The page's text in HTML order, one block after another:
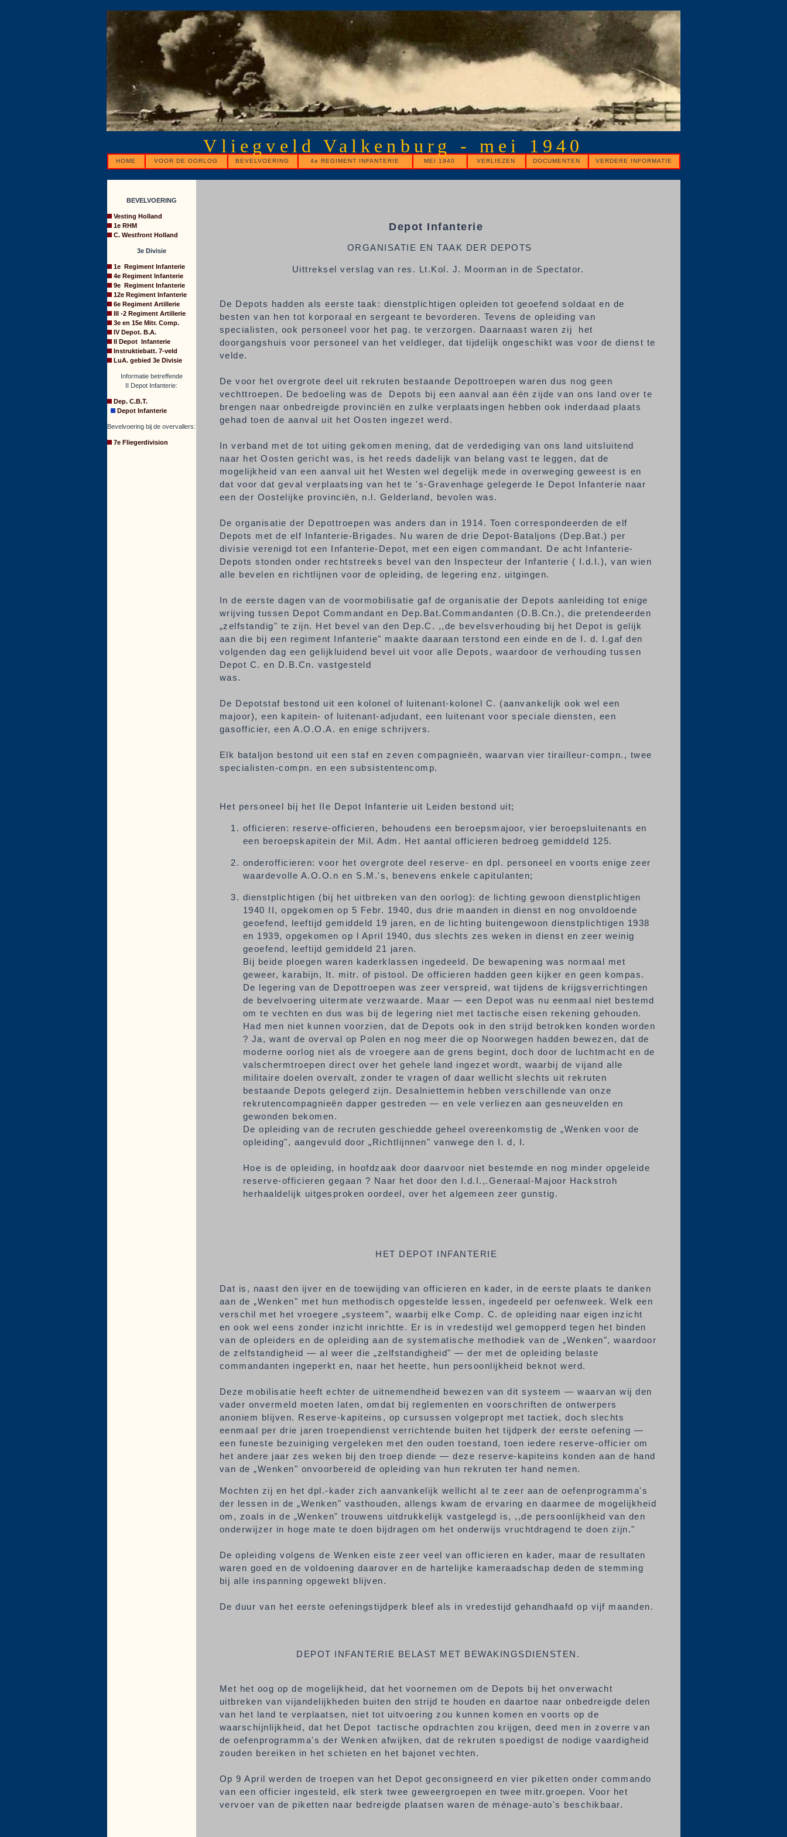
Vliegveld Valkenburg - mei 1940
HOME VOOR DE OORLOG BEVELVOERING 4e REGIMENT INFANTERIE MEI 1940 VERLIEZEN DOCUMENTEN VERDERE INFORMATIE
BEVELVOERING
Vesting Holland
1e RHM
C. Westfront Holland
3e Divisie
1e Regiment Infanterie
4e Regiment Infanterie
9e Regiment Infanterie
12e Regiment Infanterie
6e Regiment Artillerie
III -2 Regiment Artillerie
3e en 15e Mitr. Comp.
IV Depot. B.A.
II Depot Infanterie
Instruktiebatt. 7-veld
LuA. gebied 3e Divisie
Informatie betreffende
II Depot Infanterie:
Dep. C.B.T.
Depot Infanterie
Bevelvoering bij de overvallers:
7e Fliegerdivision
Depot Infanterie
ORGANISATIE EN TAAK DER DEPOTS
Uittreksel verslag van res. Lt.Kol. J. Moorman in de Spectator.
De Depots hadden als eerste taak: dienstplichtigen opleiden tot geoefend soldaat en de
besten van hen tot korporaal en sergeant te bevorderen. Tevens de opleiding van
specialisten, ook personeel voor het pag. te verzorgen. Daarnaast waren zij het
doorgangshuis voor personeel van het veldleger, dat tijdelijk ongeschikt was voor de dienst te
velde.
De voor het overgrote deel uit rekruten bestaande Depottroepen waren dus nog geen
vechttroepen. De bedoeling was de Depots bij een aanval aan één zijde van ons land over te
brengen naar onbedreigde provinciën en zulke verplaatsingen hebben ook inderdaad plaats
gehad toen de aanval uit het Oosten ingezet werd.
In verband met de tot uiting gekomen mening, dat de verdediging van ons land uitsluitend
naar het Oosten gericht was, is het reeds dadelijk van belang vast te leggen, dat de
mogelijkheid van een aanval uit het Westen wel degelijk mede in overweging geweest is en
dat voor dat geval verplaatsing van het te 's-Gravenhage gelegerde Ie Depot Infanterie naar
een der Oostelijke provinciën, n.l. Gelderland, bevolen was.
De organisatie der Depottroepen was anders dan in 1914. Toen correspondeerden de elf
Depots met de elf Infanterie-Brigades. Nu waren de drie Depot-Bataljons (Dep.Bat.) per
divisie verenigd tot een Infanterie-Depot, met een eigen commandant. De acht Infanterie-
Depots stonden onder rechtstreeks bevel van den Inspecteur der Infanterie ( I.d.I.), van wien
alle bevelen en richtlijnen voor de opleiding, de legering enz. uitgingen.
In de eerste dagen van de voormobilisatie gaf de organisatie der Depots aanleiding tot enige
wrijving tussen Depot Commandant en Dep.Bat.Commandanten (D.B.Cn.), die pretendeerden
„zelfstandig" te zijn. Het bevel van den Dep.C. ,,de bevelsverhouding bij het Depot is gelijk
aan die bij een regiment Infanterie" maakte daaraan terstond een einde en de I. d. I.gaf den
volgenden dag een gelijkluidend bevel uit voor alle Depots, waardoor de verhouding tussen
Depot C. en D.B.Cn. vastgesteld
was.
De Depotstaf bestond uit een kolonel of luitenant-kolonel C. (aanvankelijk ook wel een
majoor), een kapitein- of luitenant-adjudant, een luitenant voor speciale diensten, een
gasofficier, een A.O.O.A. en enige schrijvers.
Elk bataljon bestond uit een staf en zeven compagnieën, waarvan vier tirailleur-compn., twee
specialisten-compn. en een subsistentencomp.
Het personeel bij het IIe Depot Infanterie uit Leiden bestond uit;
officieren: reserve-officieren, behoudens een beroepsmajoor, vier beroepsluitenants en
een beroepskapitein der Mil. Adm. Het aantal officieren bedroeg gemiddeld 125.
onderofficieren: voor het overgrote deel reserve- en dpl. personeel en voorts enige zeer
waardevolle A.O.O.n en S.M.'s, benevens enkele capitulanten;
dienstplichtigen (bij het uitbreken van den oorlog): de lichting gewoon dienstplichtigen
1940 II, opgekomen op 5 Febr. 1940, dus drie maanden in dienst en nog onvoldoende
geoefend, leeftijd gemiddeld 19 jaren, en de lichting buitengewoon dienstplichtigen 1938
en 1939, opgekomen op l April 1940, dus slechts zes weken in dienst en zeer weinig
geoefend, leeftijd gemiddeld 21 jaren.
Bij beide ploegen waren kaderklassen ingedeeld. De bewapening was normaal met
geweer, karabijn, It. mitr. of pistool. De officieren hadden geen kijker en geen kompas.
De legering van de Depottroepen was zeer verspreid, wat tijdens de krijgsverrichtingen
de bevelvoering uitermate verzwaarde. Maar — een Depot was nu eenmaal niet bestemd
om te vechten en dus was bij de legering niet met tactische eisen rekening gehouden.
Had men niet kunnen voorzien, dat de Depots ook in den strijd betrokken konden worden
? Ja, want de overval op Polen en nog meer die op Noorwegen hadden bewezen, dat de
moderne oorlog niet als de vroegere aan de grens begint, doch door de luchtmacht en de
valschermtroepen direct over het gehele land ingezet wordt, waarbij de vijand alle
militaire doelen overvalt, zonder te vragen of daar wellicht slechts uit rekruten
bestaande Depots gelegerd zijn. Desalniettemin hebben verschillende van onze
rekrutencompagnieën dapper gestreden — en vele verliezen aan gesneuvelden en
gewonden bekomen.
De opleiding van de recruten geschiedde geheel overeenkomstig de „Wenken voor de
opleiding", aangevuld door „Richtlijnnen" vanwege den I. d, I.
Hoe is de opleiding, in hoofdzaak door daarvoor niet bestemde en nog minder opgeleide
reserve-officieren gegaan ? Naar het door den I.d.I.,.Generaal-Majoor Hackstroh
herhaaldelijk uitgesproken oordeel, over het algemeen zeer gunstig.
HET DEPOT INFANTERIE
Dat is, naast den ijver en de toewijding van officieren en kader, in de eerste plaats te danken
aan de „Wenken" met hun methodisch opgestelde lessen, ingedeeld per oefenweek. Welk een
verschil met het vroegere „systeem", waarbij elke Comp. C. de opleiding naar eigen inzicht
en ook wel eens zonder inzicht inrichtte. Er is in vredestijd wel gemopperd tegen het binden
van de opleiders en de opleiding aan de systematische methodiek van de „Wenken", waardoor
de zelfstandigheid — al weer die „zelfstandigheid" — der met de opleiding belaste
commandanten ingeperkt en, naar het heette, hun persoonlijkheid beknot werd.
Deze mobilisatie heeft echter de uitnemendheid bewezen van dit systeem — waarvan wij den
vader onvermeld moeten laten, omdat bij reglementen en voorschriften de ontwerpers
anoniem blijven. Reserve-kapiteins, op cursussen volgepropt met tactiek, doch slechts
eenmaal per drie jaren troependienst verrichtende buiten het tijdperk der eerste oefening —
een funeste bezuiniging vergeleken met den ouden toestand, toen iedere reserve-officier om
het andere jaar zes weken bij den troep diende — deze reserve-kapiteins konden aan de hand
van de „Wenken" onvoorbereid de opleiding van hun rekruten ter hand nemen.
Mochten zij en het dpl.-kader zich aanvankelijk wellicht al te zeer aan de oefenprogramma's
der lessen in de „Wenken" vasthouden, allengs kwam de ervaring en daarmee de mogelijkheid
om, zoals in de „Wenken" trouwens uitdrukkelijk vastgelegd is, ,,de persoonlijkheid van den
onderwijzer in hoge mate te doen bijdragen om het onderwijs vruchtdragend te doen zijn."
De opleiding volgens de Wenken eiste zeer veel van officieren en kader, maar de resultaten
waren goed en de voldoening daarover en de hartelijke kameraadschap deden de stemming
bij alle inspanning opgewekt blijven.
De duur van het eerste oefeningstijdperk bleef als in vredestijd gehandhaafd op vijf maanden.
DEPOT INFANTERIE BELAST MET BEWAKINGSDIENSTEN.
Met het oog op de mogelijkheid, dat het voornemen om de Depots bij het onverwacht
uitbreken van vijandelijkheden buiten den strijd te houden en daartoe naar onbedreigde delen
van het land te verplaatsen, niet tot uitvoering zou kunnen komen en voorts op de
waarschijnlijkheid, dat het Depot tactische opdrachten zou krijgen, deed men in zoverre van
de oefenprogramma's der Wenken afwijken, dat de rekruten spoedigst de nodige vaardigheid
zouden bereiken in het schieten en het bajonet vechten.
Op 9 April werden de troepen van het Depot geconsigneerd en vier piketten onder commando
van een officier ingesteld, elk sterk twee geweergroepen en twee mitr.groepen. Voor het
vervoer van de piketten naar bedreigde plaatsen waren de ménage-auto's beschikbaar.